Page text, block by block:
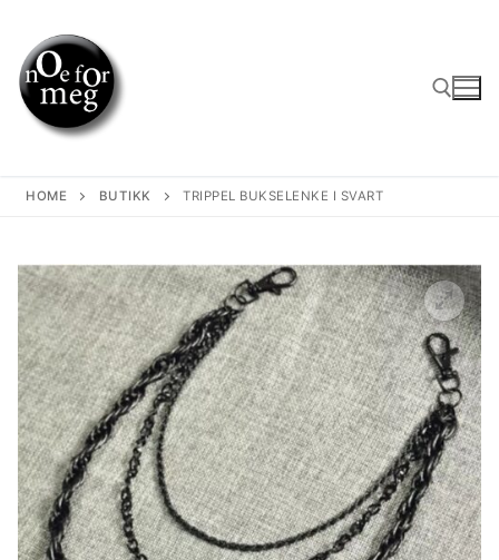
content
HOME BUTIKK TRIPPEL BUKSELENKE I SVART